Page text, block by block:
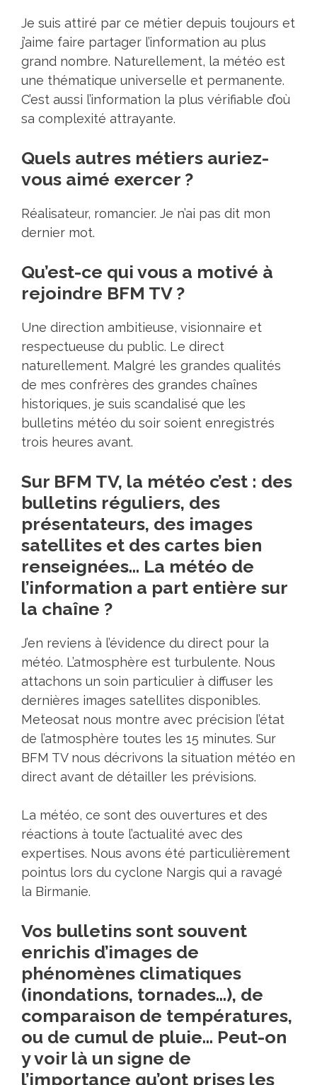
Je suis attiré par ce métier depuis toujours et
j’aime faire partager l’information au plus
grand nombre. Naturellement, la météo est
une thématique universelle et permanente.
C’est aussi l’information la plus vérifiable d’où
sa complexité attrayante.
Quels autres métiers auriez-
vous aimé exercer ?
Réalisateur, romancier. Je n’ai pas dit mon
dernier mot.
Qu’est-ce qui vous a motivé à
rejoindre BFM TV ?
Une direction ambitieuse, visionnaire et
respectueuse du public. Le direct
naturellement. Malgré les grandes qualités
de mes confrères des grandes chaînes
historiques, je suis scandalisé que les
bulletins météo du soir soient enregistrés
trois heures avant.
Sur BFM TV, la météo c’est : des
bulletins réguliers, des
présentateurs, des images
satellites et des cartes bien
renseignées… La météo de
l’information a part entière sur
la chaîne ?
J’en reviens à l’évidence du direct pour la
météo. L’atmosphère est turbulente. Nous
attachons un soin particulier à diffuser les
dernières images satellites disponibles.
Meteosat nous montre avec précision l’état
de l’atmosphère toutes les 15 minutes. Sur
BFM TV nous décrivons la situation météo en
direct avant de détailler les prévisions.
La météo, ce sont des ouvertures et des
réactions à toute l’actualité avec des
expertises. Nous avons été particulièrement
pointus lors du cyclone Nargis qui a ravagé
la Birmanie.
Vos bulletins sont souvent
enrichis d’images de
phénomènes climatiques
(inondations, tornades…), de
comparaison de températures,
ou de cumul de pluie… Peut-on
y voir là un signe de
l’importance qu’ont prises les